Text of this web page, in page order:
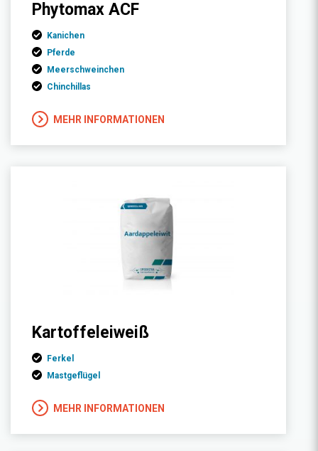
Phytomax ACF
Kanichen
Pferde
Meerschweinchen
Chinchillas
MEHR INFORMATIONEN
Kartoffeleiweiß
Ferkel
Mastgeflügel
MEHR INFORMATIONEN